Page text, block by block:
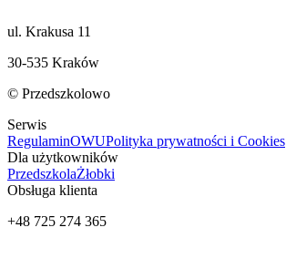
ul. Krakusa 11
30-535 Kraków
© Przedszkolowo
Serwis
RegulaminOWUPolityka prywatności i Cookies
Dla użytkowników
PrzedszkolaŻłobki
Obsługa klienta
+48 725 274 365